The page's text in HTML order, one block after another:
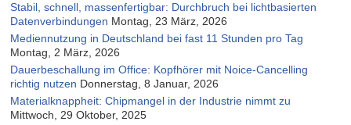
Stabil, schnell, massenfertigbar: Durchbruch bei lichtbasierten
Datenverbindungen Montag, 23 März, 2026
Mediennutzung in Deutschland bei fast 11 Stunden pro Tag
Montag, 2 März, 2026
Dauerbeschallung im Office: Kopfhörer mit Noice-Cancelling
richtig nutzen Donnerstag, 8 Januar, 2026
Materialknappheit: Chipmangel in der Industrie nimmt zu
Mittwoch, 29 Oktober, 2025